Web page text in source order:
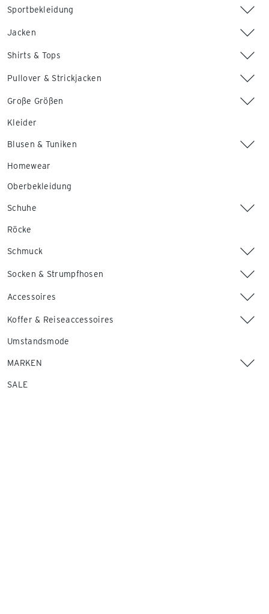
Sportbekleidung
Jacken
Shirts & Tops
Pullover & Strickjacken
Große Größen
Kleider
Blusen & Tuniken
Homewear
Oberbekleidung
Schuhe
Röcke
Schmuck
Socken & Strumpfhosen
Accessoires
Koffer & Reiseaccessoires
Umstandsmode
MARKEN
SALE